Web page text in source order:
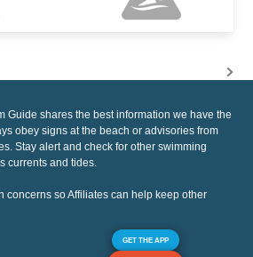
Guide shares the best information we have the
obey signs at the beach or advisories from
Stay alert and check for other swimming
currents and tides.
concerns so Affiliates can help keep other
GET THE APP